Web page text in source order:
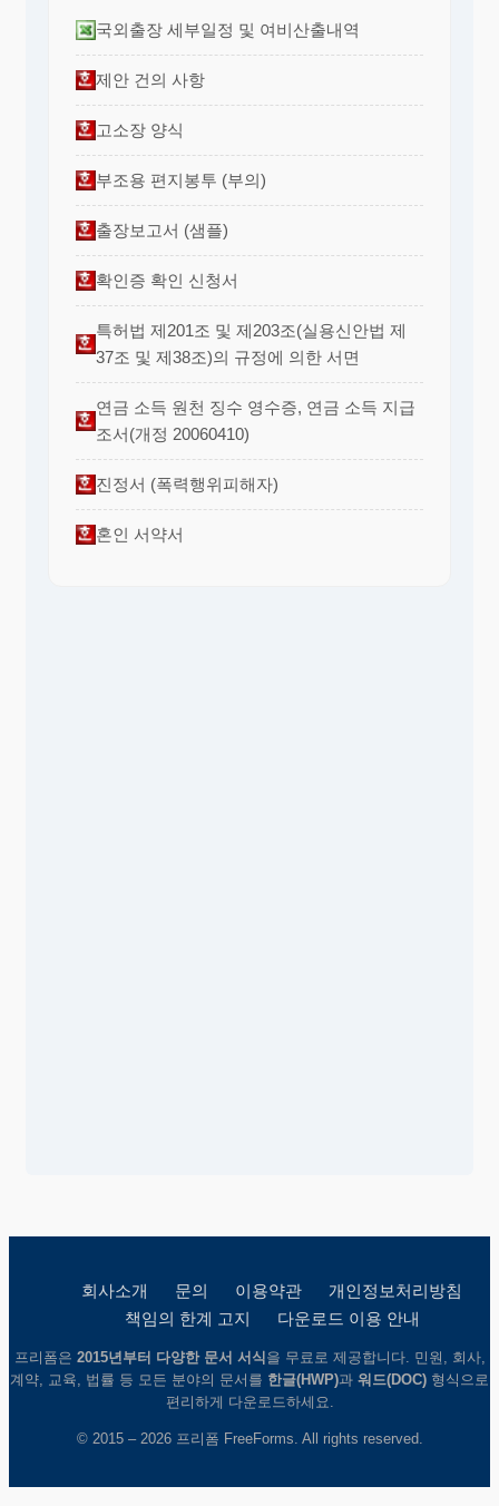
국외출장 세부일정 및 여비산출내역
제안 건의 사항
고소장 양식
부조용 편지봉투 (부의)
출장보고서 (샘플)
확인증 확인 신청서
특허법 제201조 및 제203조(실용신안법 제
37조 및 제38조)의 규정에 의한 서면
연금 소득 원천 징수 영수증, 연금 소득 지급
조서(개정 20060410)
진정서 (폭력행위피해자)
혼인 서약서
회사소개 문의 이용약관
개인정보처리방침
책임의 한계 고지
다운로드 이용 안내
프리폼은 2015년부터 다양한 문서 서식 을 무료로 제공합니다. 민원, 회사,
계약, 교육, 법률 등 모든 분야의 문서를 한글(HWP)과 워드(DOC) 형식으로
편리하게 다운로드하세요.
© 2015 – 2026 프리폼 FreeForms. All rights reserved.